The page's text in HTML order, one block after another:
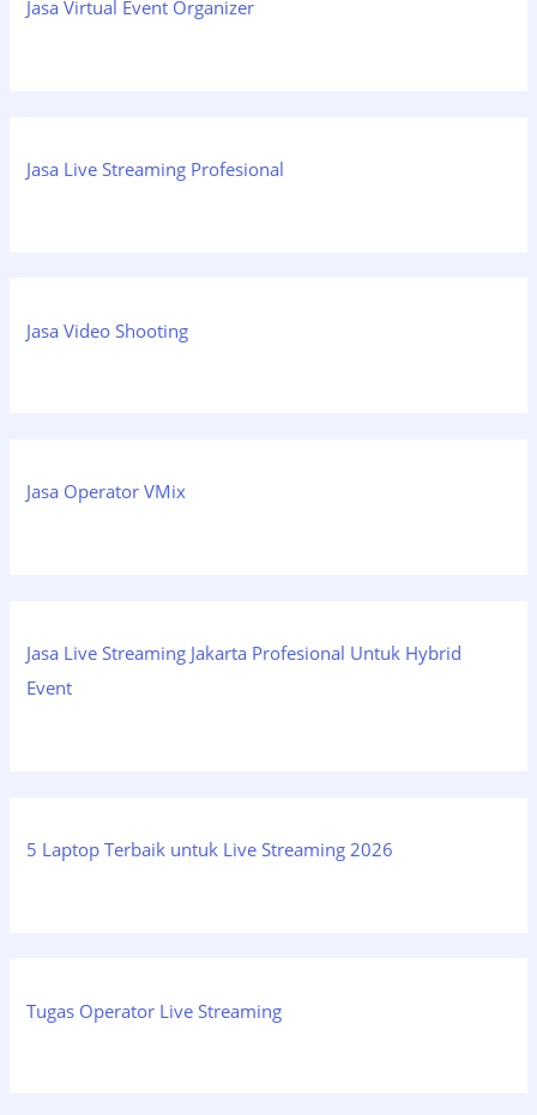
Jasa Virtual Event Organizer
Jasa Live Streaming Profesional
Jasa Video Shooting
Jasa Operator VMix
Jasa Live Streaming Jakarta Profesional Untuk Hybrid
Event
5 Laptop Terbaik untuk Live Streaming 2026
Tugas Operator Live Streaming